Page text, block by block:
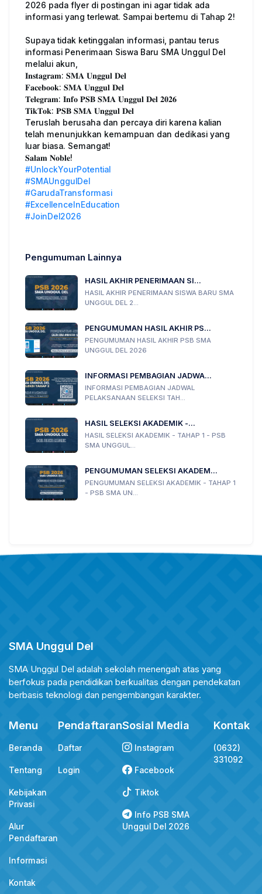
2026 pada flyer di postingan ini agar tidak ada
informasi yang terlewat. Sampai bertemu di Tahap 2!
Supaya tidak ketinggalan informasi, pantau terus
informasi Penerimaan Siswa Baru SMA Unggul Del
melalui akun,
𝐈𝐧𝐬𝐭𝐚𝐠𝐫𝐚𝐦: 𝐒𝐌𝐀 𝐔𝐧𝐠𝐠𝐮𝐥 𝐃𝐞𝐥
𝐅𝐚𝐜𝐞𝐛𝐨𝐨𝐤: 𝐒𝐌𝐀 𝐔𝐧𝐠𝐠𝐮𝐥 𝐃𝐞𝐥
𝐓𝐞𝐥𝐞𝐠𝐫𝐚𝐦: 𝐈𝐧𝐟𝐨 𝐏𝐒𝐁 𝐒𝐌𝐀 𝐔𝐧𝐠𝐠𝐮𝐥 𝐃𝐞𝐥 𝟐𝟎𝟐𝟔
𝐓𝐢𝐤𝐓𝐨𝐤: 𝐏𝐒𝐁 𝐒𝐌𝐀 𝐔𝐧𝐠𝐠𝐮𝐥 𝐃𝐞𝐥
Teruslah berusaha dan percaya diri karena kalian
telah menunjukkan kemampuan dan dedikasi yang
luar biasa. Semangat!
𝐒𝐚𝐥𝐚𝐦 𝐍𝐨𝐛𝐥𝐞!
#UnlockYourPotential
#SMAUnggulDel
#GarudaTransformasi
#ExcellenceInEducation
#JoinDel2026
Pengumuman Lainnya
HASIL AKHIR PENERIMAAN SI...
HASIL AKHIR PENERIMAAN SISWA BARU SMA
UNGGUL DEL 2...
PENGUMUMAN HASIL AKHIR PS...
PENGUMUMAN HASIL AKHIR PSB SMA
UNGGUL DEL 2026
INFORMASI PEMBAGIAN JADWA...
INFORMASI PEMBAGIAN JADWAL
PELAKSANAAN SELEKSI TAH...
HASIL SELEKSI AKADEMIK -...
HASIL SELEKSI AKADEMIK - TAHAP 1 - PSB
SMA UNGGUL...
PENGUMUMAN SELEKSI AKADEM...
PENGUMUMAN SELEKSI AKADEMIK - TAHAP 1
- PSB SMA UN...
SMA Unggul Del
SMA Unggul Del adalah sekolah menengah atas yang
berfokus pada pendidikan berkualitas dengan pendekatan
berbasis teknologi dan pengembangan karakter.
Menu
Beranda
Tentang
Kebijakan
Privasi
Alur
Pendaftaran
Informasi
Kontak
Pendaftaran
Daftar
Login
Sosial Media
Instagram
Facebook
Tiktok
Info PSB SMA
Unggul Del 2026
Kontak
(0632)
331092